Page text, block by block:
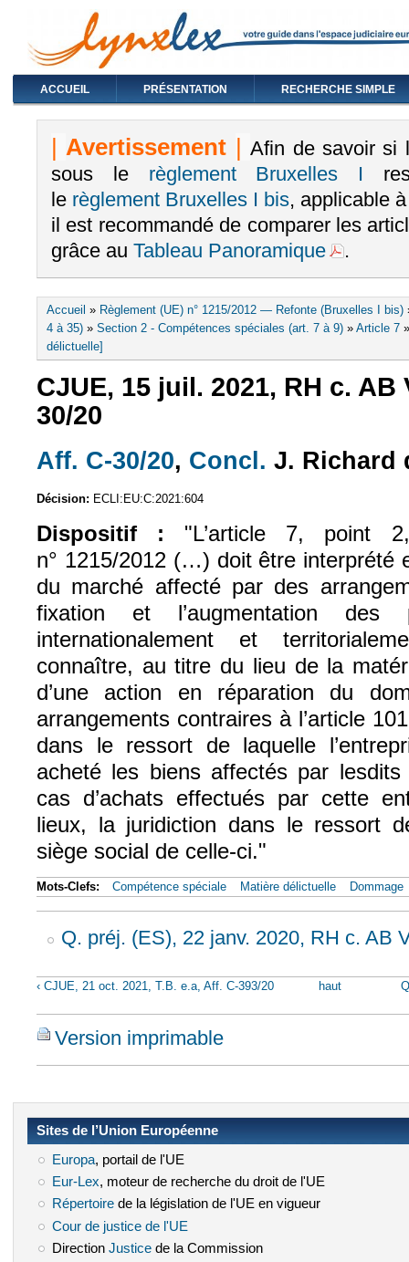
ACCUEIL PRÉSENTATION RECHERCHE SIMPLE
|Avertissement | Afin de savoir si
sous le règlement Bruxelles I
le règlement Bruxelles I bis, applicable
il est recommandé de comparer les
grâce au Tableau Panoramique .
Vous êtes ici
Accueil » Règlement (UE) n° 1215/2012 — Refonte (Bruxelles I bis)
4 à 35) » Section 2 - Compétences spéciales (art. 7 à 9) » Article 7
délictuelle]
CJUE, 15 juil. 2021, RH c. AB
30/20
Aff. C-30/20 (le lien est externe)
, Concl. (le lien est
J. Richard
Décision: ECLI:EU:C:2021:604
Dispositif :
"L’article 7, point
n° 1215/2012 (…) doit être interprété
du marché affecté par des
fixation et l’augmentation
internationalement et
connaître, au titre du lieu de la
d’une action en réparation du
arrangements contraires à l’article
dans le ressort de laquelle
acheté les biens affectés par
cas d’achats effectués par cette
lieux, la juridiction dans le ressort
siège social de celle-ci."
Mots-Clefs: Compétence spéciale Matière délictuelle Dommage
Q. préj. (ES), 22 janv. 2020, RH c. AB
‹ CJUE, 21 oct. 2021, T.B. e.a, Aff. C-393/20 haut
Version imprimable
Sites de l’Union Européenne
Europa(le lien est externe)
, portail de l'UE
Eur-Lex (le lien est externe)
, moteur de recherche du droit de l'UE
Répertoire(le lien est externe)
de la législation de l'UE en vigueur
Cour de justice de l'UE
Direction Justice(le lien est externe)
de la Commission